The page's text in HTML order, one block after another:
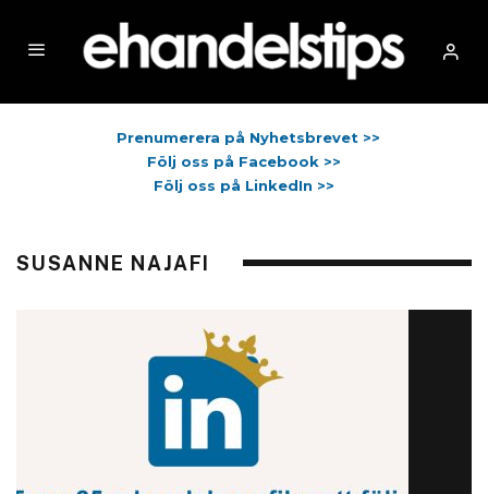
Prenumerera på Nyhetsbrevet >>
Följ oss på Facebook >>
Följ oss på LinkedIn >>
SUSANNE NAJAFI